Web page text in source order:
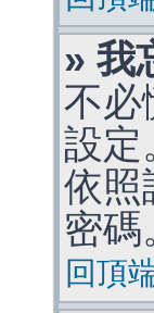
» 我
不必
設定
依照
密碼
回頂